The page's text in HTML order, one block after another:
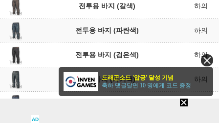
전투용 바지 (갈색) 하의
전투용 바지 (파란색) 하의
전투용 바지 (검은색) 하의
카고 바지 (카키색) 하의
AD
드래곤소드 '압긍' 달성 기념
축하 댓글달면 10 명에게 코드 증정